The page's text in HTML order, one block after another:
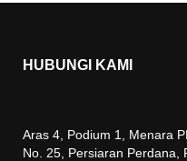
HUBUNGI KAMI
Aras 4, Podium 1, Menara
No. 25, Persiaran Perdana,